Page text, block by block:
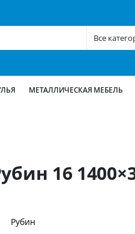
МЕТАЛЛИЧЕСКАЯ МЕБЕЛЬ
16
Рубин